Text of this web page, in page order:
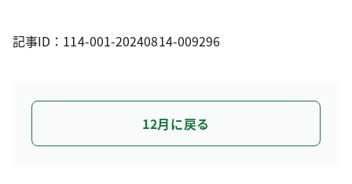
記事ID：114-001-20240814-009296
12月に戻る